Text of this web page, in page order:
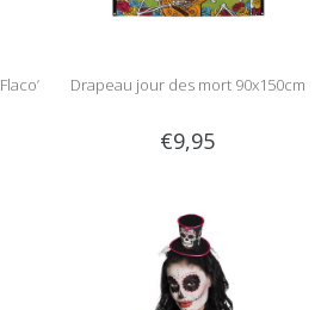
Drapeau jour des mort 90x150cm
€9,95